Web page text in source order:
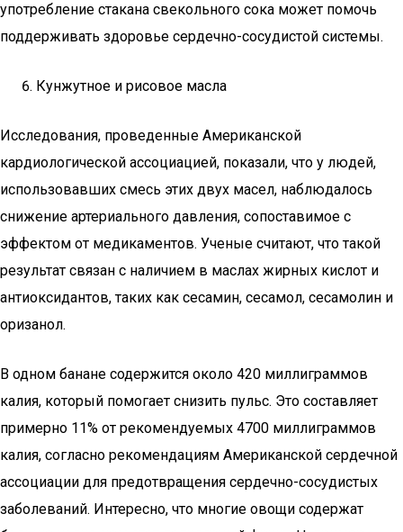
употребление стакана свекольного сока может помочь
поддерживать здоровье сердечно-сосудистой системы.
Кунжутное и рисовое масла
Исследования, проведенные Американской
кардиологической ассоциацией, показали, что у людей,
использовавших смесь этих двух масел, наблюдалось
снижение артериального давления, сопоставимое с
эффектом от медикаментов. Ученые считают, что такой
результат связан с наличием в маслах жирных кислот и
антиоксидантов, таких как сесамин, сесамол, сесамолин и
оризанол.
В одном банане содержится около 420 миллиграммов
калия, который помогает снизить пульс. Это составляет
примерно 11% от рекомендуемых 4700 миллиграммов
калия, согласно рекомендациям Американской сердечной
ассоциации для предотвращения сердечно-сосудистых
заболеваний. Интересно, что многие овощи содержат